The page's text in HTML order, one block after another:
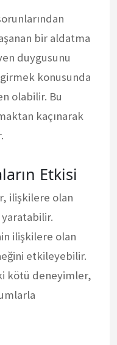
bir aldatma
duygusunu
konusunda
olabilir. Bu
kaçınarak
Etkisi
ilişkilere olan
ilişkilere olan
etkileyebilir.
kötü deneyimler,